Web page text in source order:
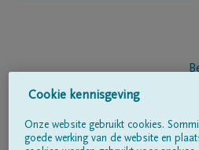
Volg ons op
Cookie kennisgeving
Onze website gebruikt cookies.
goede werking van de website en